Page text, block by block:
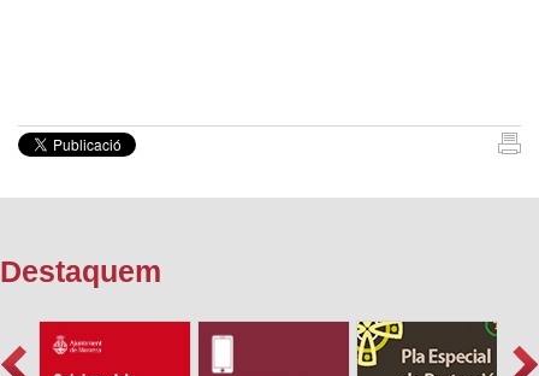
Destaquem